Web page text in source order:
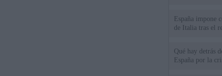
España impone
de Italia tras el
Qué hay detrás
España por la